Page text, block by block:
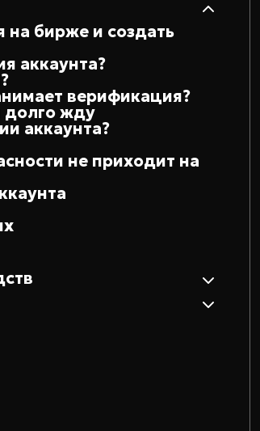
на бирже и создать
аккаунта?
верификация?
долго жду
аккаунта?
не приходит на